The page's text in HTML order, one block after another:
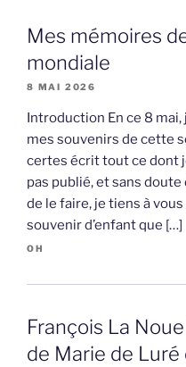
Mes mémoires
mondiale
8 MAI 2026
Introduction En ce 8 mai,
mes souvenirs de cette
certes écrit tout ce dont
pas publié, et sans
de le faire, je tiens à
souvenir d’enfant que […]
OH
François La
de Marie de Luré